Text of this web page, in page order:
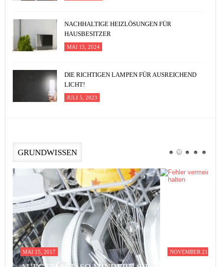
NACHHALTIGE HEIZLÖSUNGEN FÜR
HAUSBESITZER
MAI 15, 2024
DIE RICHTIGEN LAMPEN FÜR AUSREICHEND
LICHT!
JULI 5, 2023
GRUNDWISSEN
MAI 15, 2017 NOVEMBER 21,